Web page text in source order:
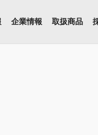
企業情報 取扱商品